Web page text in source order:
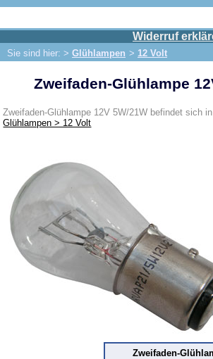
Widerruf
Sie sind hier: > Glühlampen > 12 Volt
IFA Motor
IFA-Fahrzeuge
Trabant 1.1
Wartburg 1.3
Barkas B 1000
Kugelgelenke, Zubehör
Skoda
Anhänger
Sonderanfertigungen
Glühlampen
Zweifaden-Glühlampe
Zweifaden-Glühlampe 12V 5W/21W befindet sich
Glühlampen > 12 Volt
Zweifaden-